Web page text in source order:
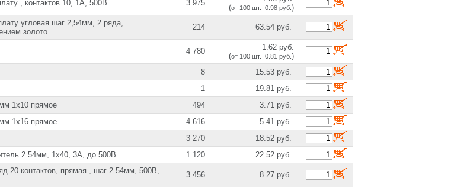
, контактов 10, 1А, 500В 3 975
(от 100 шт. 0.98 руб. )
угловая шаг 2,54мм, 2 ряда,
золото
214 63.54 руб.
4 780
1.62 руб.
(от 100 шт. 0.81 руб. )
8 15.53 руб.
1 19.81 руб.
1х10 прямое 494 3.71 руб.
1х16 прямое 4 616 5.41 руб.
3 270 18.52 руб.
2.54мм, 1х40, 3А, до 500В 1 120 22.52 руб.
20 контактов, прямая , шаг 2.54мм, 500В,
3 456 8.27 руб.